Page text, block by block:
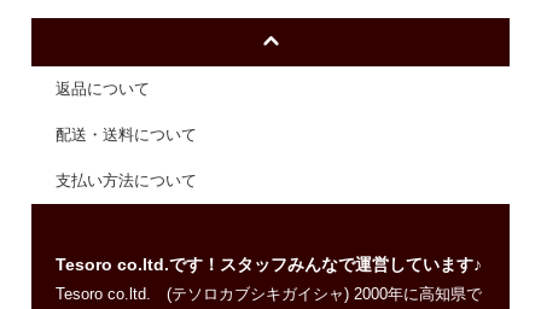
返品について
配送・送料について
支払い方法について
Tesoro co.ltd.です！スタッフみんなで運営しています♪
Tesoro co.ltd. (テソロカブシキガイシャ) 2000年に高知県で